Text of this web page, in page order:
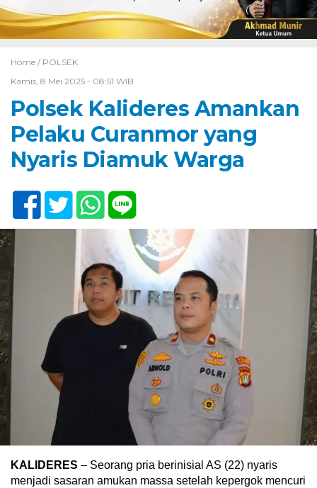
Home / POLSEK
Kamis, 8 Mei 2025 - 08:51 WIB
Polsek Kalideres Amankan
Pelaku Curanmor yang
Nyaris Diamuk Warga
KALIDERES – Seorang pria berinisial AS (22) nyaris
menjadi sasaran amukan massa setelah kepergok mencuri